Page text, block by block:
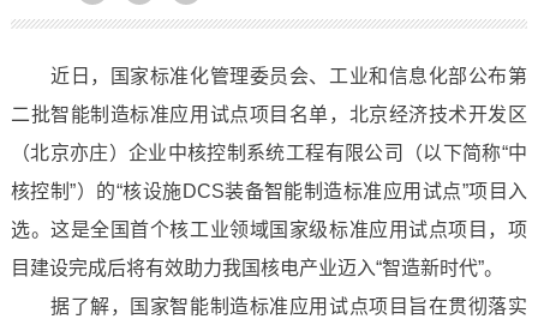
近日，国家标准化管理委员会、工业和信息化部公布第
二批智能制造标准应用试点项目名单，北京经济技术开发区
（北京亦庄）企业中核控制系统工程有限公司（以下简称“中
核控制”）的“核设施DCS装备智能制造标准应用试点”项目入
选。这是全国首个核工业领域国家级标准应用试点项目，项
目建设完成后将有效助力我国核电产业迈入“智造新时代”。
据了解，国家智能制造标准应用试点项目旨在贯彻落实